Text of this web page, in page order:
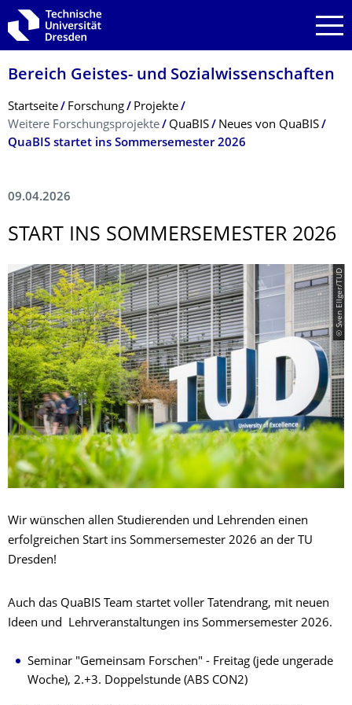
Zur Hauptnavigation springen
Zur Suche springen
Zum Inhalt springen
Bereich Geistes- und Sozialwissenschaf­ten
Breadcrumb-Menü
Startseite Forschung
Projekte
Weitere Forschungsprojekte
QuaBIS
Neues von QuaBIS
QuaBIS startet ins Sommersemester 2026
09.04.2026
START INS SOMMERSEMESTER 2026
© Sven Ellger/TUD
Wir wünschen allen Studierenden und Lehrenden einen
erfolgreichen Start ins Sommersemester 2026 an der TU
Dresden!
Auch das QuaBIS Team startet voller Tatendrang, mit neuen
Ideen und Lehrveranstaltungen ins Sommersemester 2026.
Seminar "Gemeinsam Forschen" - Freitag (jede ungerade
Woche), 2.+3. Doppelstunde (ABS CON2)